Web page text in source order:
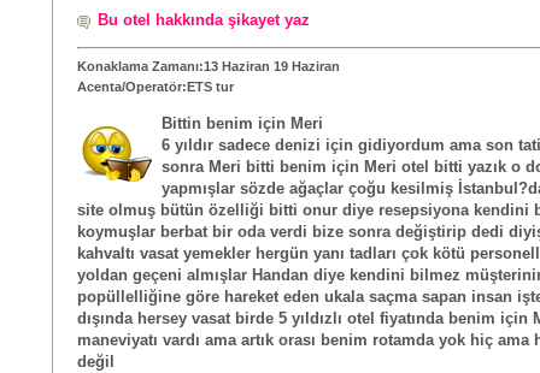
Bu otel hakkında şikayet yaz
Konaklama Zamanı:13 Haziran 19 Haziran
Acenta/Operatör:ETS tur
Bittin benim için Meri
6 yıldır sadece denizi için gidiyordum ama son
sonra Meri bitti benim için Meri otel bitti yazık o
yapmışlar sözde ağaçlar çoğu kesilmiş
site olmuş bütün özelliği bitti onur diye resepsiyona kendini
koymuşlar berbat bir oda verdi bize sonra değiştirip dedi
kahvaltı vasat yemekler hergün yanı tadları çok kötü
yoldan geçeni almışlar Handan diye kendini bilmez
popüllelliğine göre hareket eden ukala saçma sapan insan
dışında hersey vasat birde 5 yıldızlı otel fiyatında benim için
maneviyatı vardı ama artık orası benim rotamda yok hiç
değil